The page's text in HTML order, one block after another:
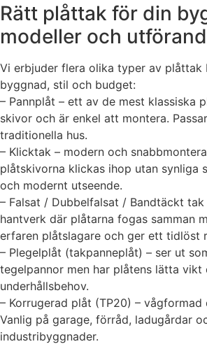
Rätt plåttak för din
modeller och
Vi erbjuder flera olika typer av plåttak
byggnad, stil och budget:
– Pannplåt – ett av de mest klassiska
skivor och är enkel att montera.
traditionella hus.
– Klicktak – modern och
plåtskivorna klickas ihop utan synliga
och modernt utseende.
– Falsat / Dubbelfalsat / Bandtäckt
hantverk där plåtarna fogas samman
erfaren plåtslagare och ger ett tidlöst
– Plegelplåt (takpanneplåt) – ser ut
tegelpannor men har plåtens lätta vikt
underhållsbehov.
– Korrugerad plåt (TP20) –
Vanlig på garage, förråd, ladugårdar
industribyggnader.